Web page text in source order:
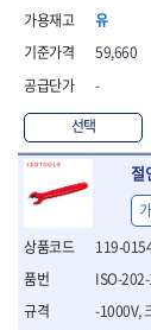
유
59,660
-
선택
절
119-
ISO-
-1000V,